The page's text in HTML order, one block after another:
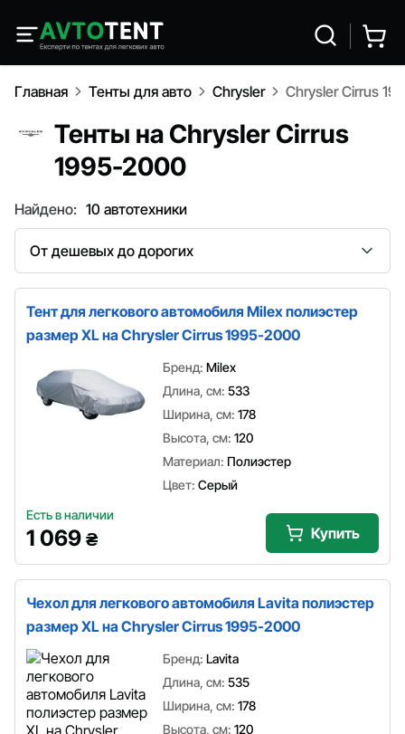
Главная Тенты для авто Chrysler Chrysler Cirrus
Тенты на Chrysler Cirrus
1995-2000
Найдено: 10 автотехники
Сортировка
Тент для легкового автомобиля Milex полиэстер
размер XL на Chrysler Cirrus 1995-2000
Бренд: Milex
Длина, см: 533
Ширина, см: 178
Высота, см: 120
Материал: Полиэстер
Цвет: Серый
Есть в наличии
1 069 ₴ Купить
Чехол для легкового автомобиля Lavita полиэстер
размер XL на Chrysler Cirrus 1995-2000
Бренд: Lavita
Длина, см: 535
Ширина, см: 178
Высота, см: 120